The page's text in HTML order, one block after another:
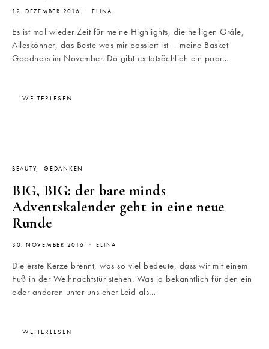
12. DEZEMBER 2016 ELINA
Es ist mal wieder Zeit für meine Highlights, die heiligen Gräle,
Alleskönner, das Beste was mir passiert ist – meine Basket
Goodness im November. Da gibt es tatsächlich ein paar…
WEITERLESEN
BEAUTY GEDANKEN
BIG, BIG: der bare minds
Adventskalender geht in eine neue
Runde
30. NOVEMBER 2016 ELINA
Die erste Kerze brennt, was so viel bedeute, dass wir mit einem
Fuß in der Weihnachtstür stehen. Was ja bekanntlich für den ein
oder anderen unter uns eher Leid als…
WEITERLESEN